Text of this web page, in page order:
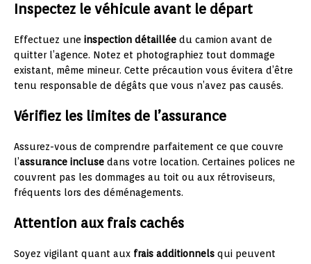
Inspectez le véhicule avant le départ
Effectuez une inspection détaillée du camion avant de
quitter l’agence. Notez et photographiez tout dommage
existant, même mineur. Cette précaution vous évitera d’être
tenu responsable de dégâts que vous n’avez pas causés.
Vérifiez les limites de l’assurance
Assurez-vous de comprendre parfaitement ce que couvre
l’assurance incluse dans votre location. Certaines polices ne
couvrent pas les dommages au toit ou aux rétroviseurs,
fréquents lors des déménagements.
Attention aux frais cachés
Soyez vigilant quant aux frais additionnels qui peuvent